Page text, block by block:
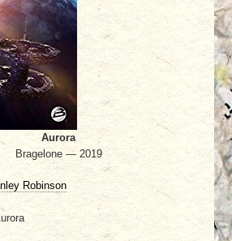
Aurora
Bragelone — 2019
Robinson